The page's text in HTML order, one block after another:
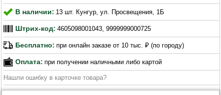
В наличии: 13 шт. Кунгур, ул. Просвещения, 1Б
Штрих-код: 4605098001043, 9999999000725
Бесплатно: при онлайн заказе от 10 тыс. ₽ (по городу)
Оплата: при получении наличными либо картой
Нашли ошибку в карточке товара?